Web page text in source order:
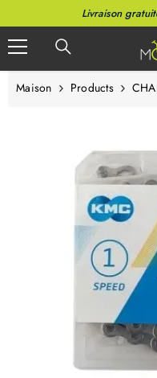
Livraison
Maison Products